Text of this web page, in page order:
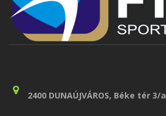
2400 DUNAÚJVÁROS, Béke tér 3/a